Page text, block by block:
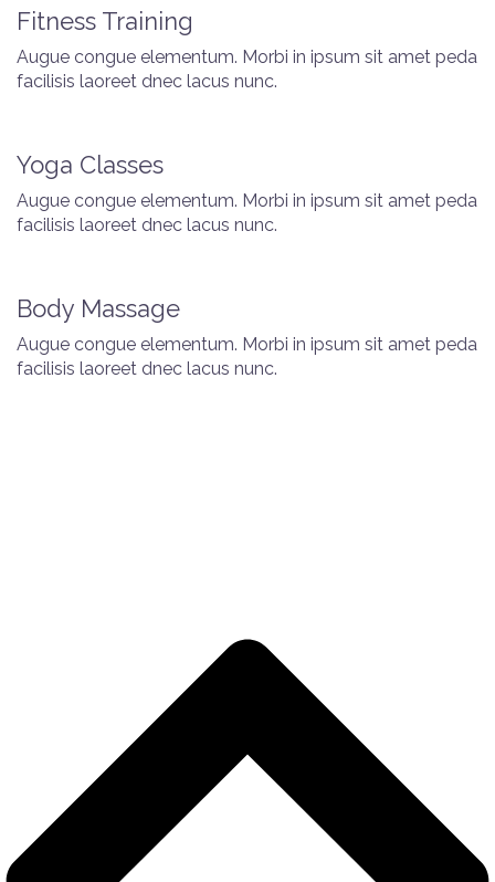
Fitness Training
Augue congue elementum. Morbi in ipsum sit amet peda
facilisis laoreet dnec lacus nunc.
Yoga Classes
Augue congue elementum. Morbi in ipsum sit amet peda
facilisis laoreet dnec lacus nunc.
Body Massage
Augue congue elementum. Morbi in ipsum sit amet peda
facilisis laoreet dnec lacus nunc.